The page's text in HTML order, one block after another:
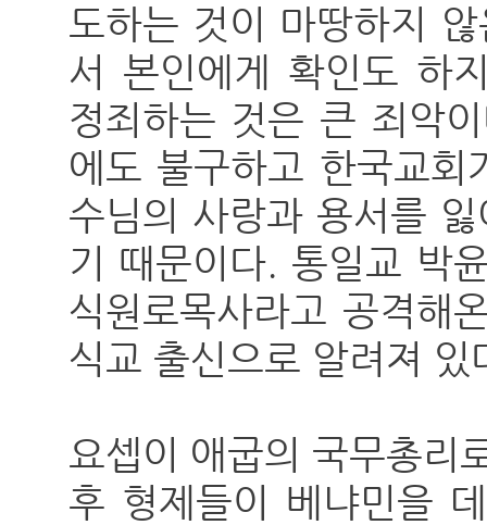
도하는 것이 마땅하지
서 본인에게 확인도 하
정죄하는 것은 큰 죄악
에도 불구하고 한국교
수님의 사랑과 용서를
기 때문이다. 통일교 박
식원로목사라고 공격해
식교 출신으로 알려져 있
요셉이 애굽의 국무총리
후 형제들이 베냐민을